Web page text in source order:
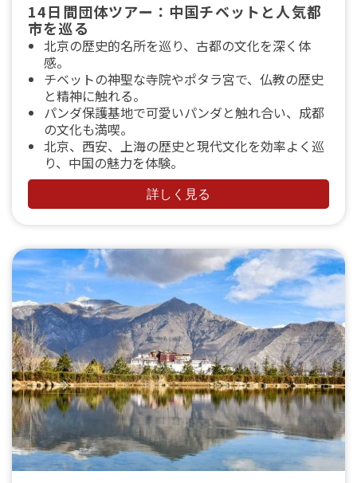
14日間団体ツアー：中国チベットと人気都
市を巡る
北京の歴史的名所を巡り、古都の文化を深く体
感。
チベットの神聖な寺院やポタラ宮で、仏教の歴史
と精神に触れる。
パンダ保護基地で可愛いパンダと触れ合い、成都
の文化も満喫。
北京、西安、上海の歴史と現代文化を効率よく巡
り、中国の魅力を体験。
詳しく見る